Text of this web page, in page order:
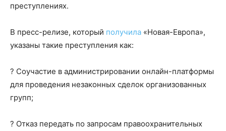
преступлениях.
В пресс-релизе, который получила «Новая-Европа»,
указаны такие преступления как:
? Соучастие в администрировании онлайн-платформы
для проведения незаконных сделок организованных
групп;
? Отказ передать по запросам правоохранительных